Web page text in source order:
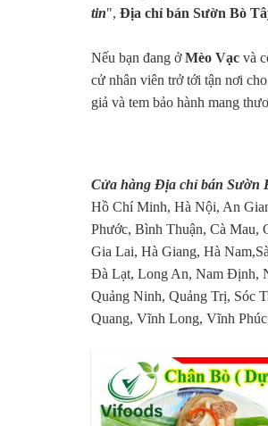
tin", Địa chỉ bán Sườn Bò
Nếu bạn đang ởMèo Vạc và
cử nhân viên trở tới tận nơi
giả và tem bảo hành mang
Cửa hàng Địa chỉ bán Sườn
Hồ Chí Minh, Hà Nội, An
Phước, Bình Thuận, Cà
Gia Lai, Hà Giang, Hà
Đà Lạt, Long An, Nam Định,
Quảng Ninh, Quảng Trị, Sóc
Quang, Vĩnh Long, Vĩnh